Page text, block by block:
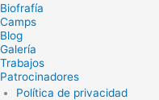
Biofrafía
Camps
Blog
Galería
Trabajos
Patrocinadores
Política de privacidad